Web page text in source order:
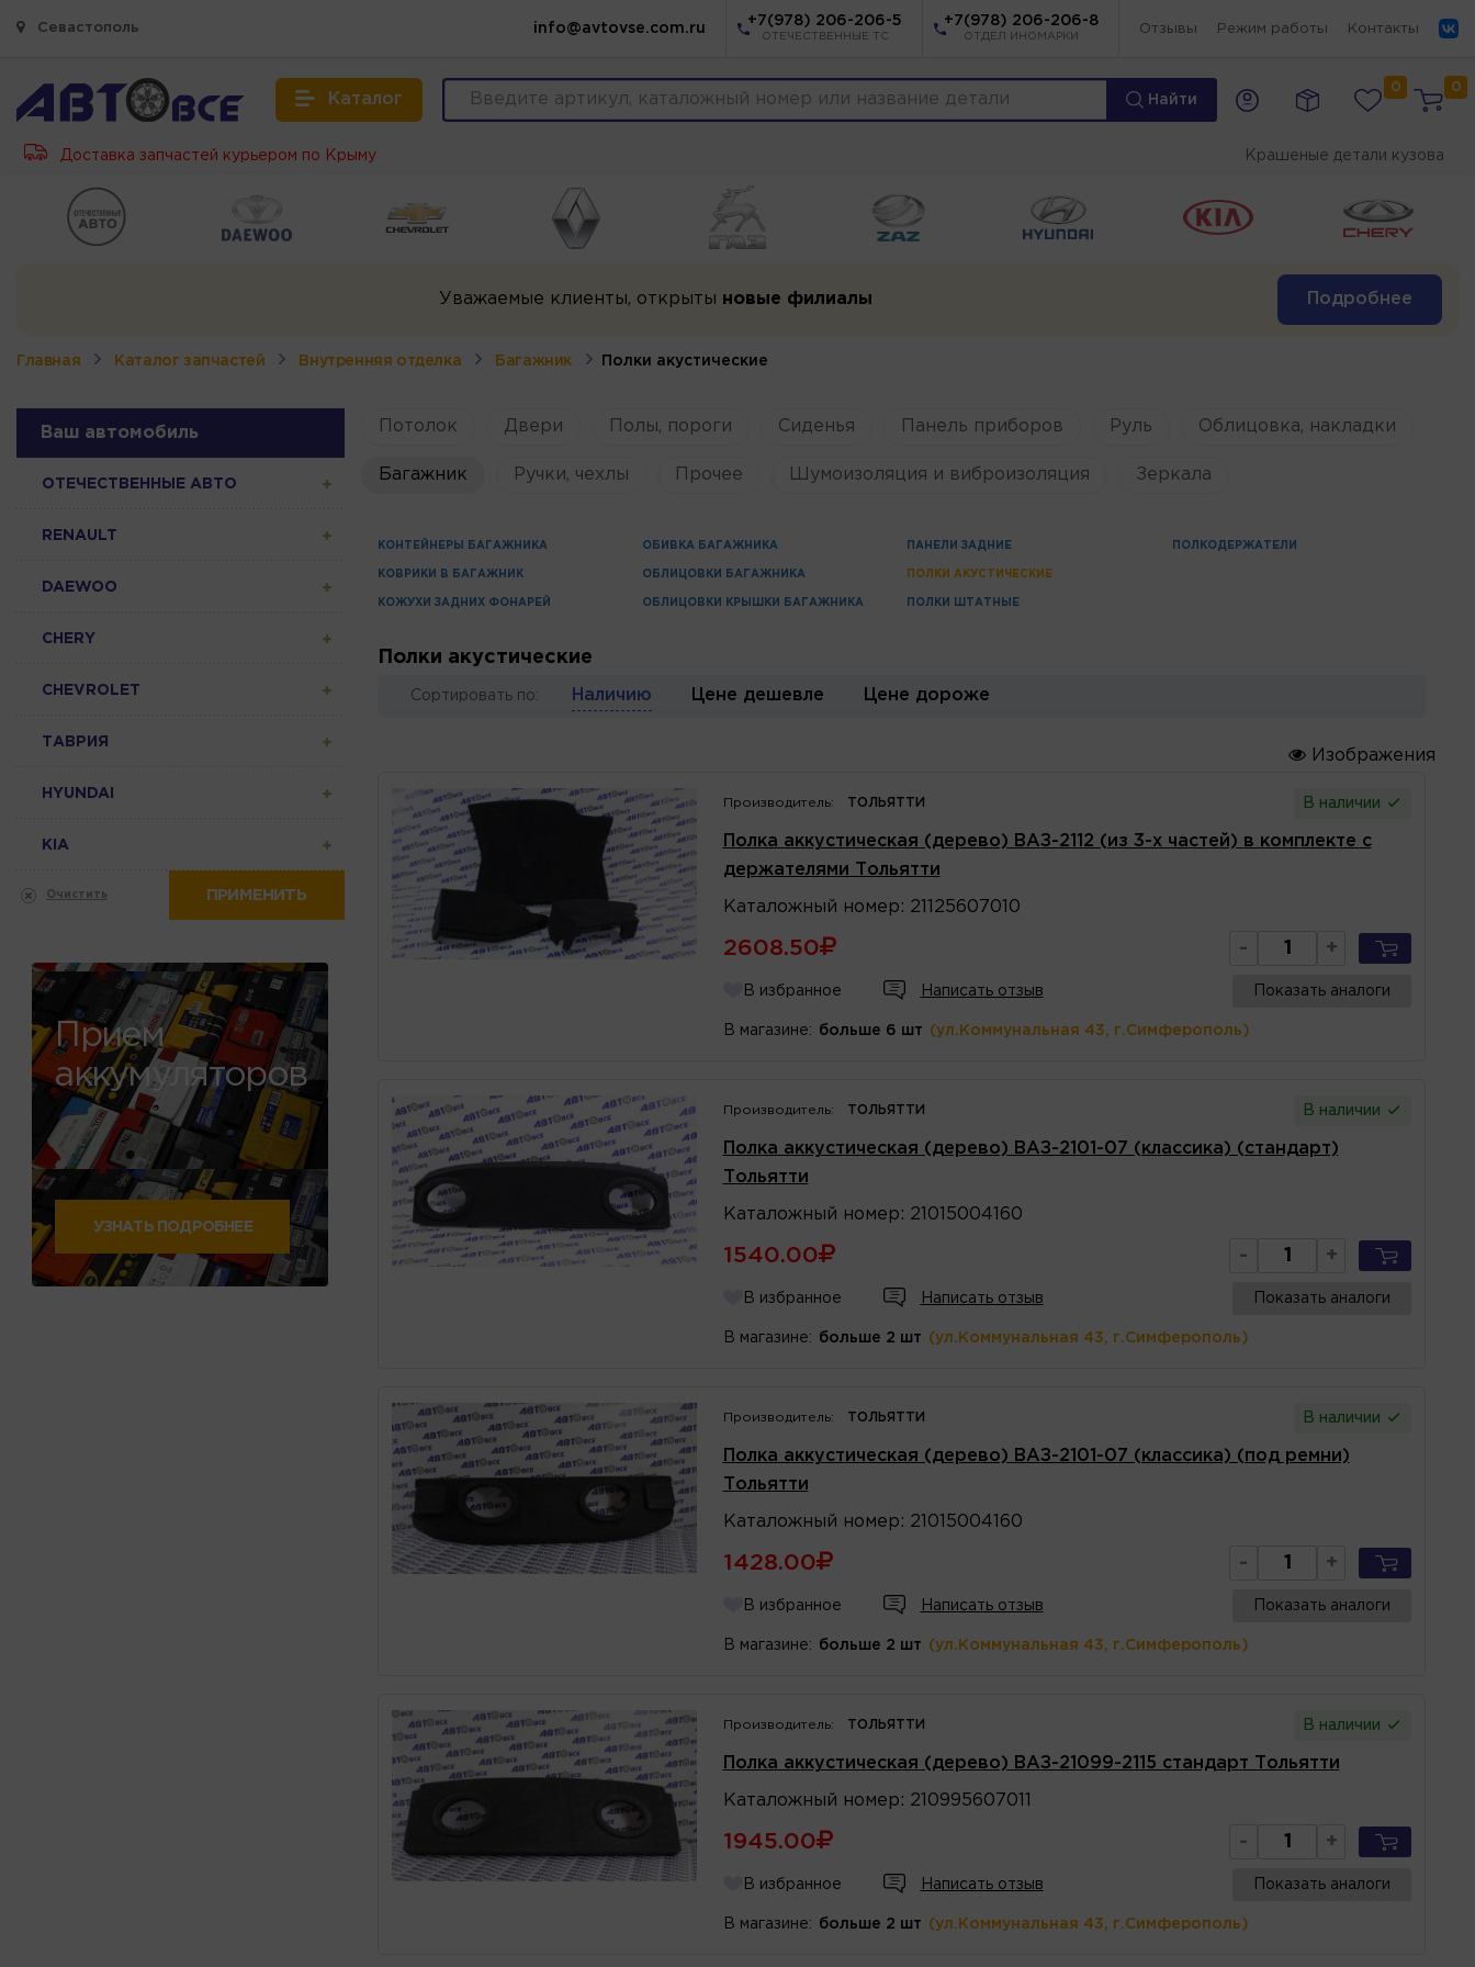
Севастополь info@avtovse.com.ru
+7(978) 206-206-5
ОТЕЧЕСТВЕННЫЕ ТС
+7(978) 206-206-8
ОТДЕЛ ИНОМАРКИ
Отзывы Режим работы Контакты
Каталог Найти
0 0
Доставка запчастей курьером по Крыму Крашеные детали кузова
Уважаемые клиенты, открыты новые филиалы Подробнее
Главная Каталог запчастей Внутренняя отделка Багажник Полки акустические
Ваш автомобиль
ОТЕЧЕСТВЕННЫЕ АВТО
RENAULT
DAEWOO
CHERY
CHEVROLET
ТАВРИЯ
HYUNDAI
KIA
Очистить ПРИМЕНИТЬ
Прием
аккумуляторов
УЗНАТЬ ПОДРОБНЕЕ
Потолок Двери Полы, пороги Сиденья Панель приборов Руль Облицовка, накладки
Багажник Ручки, чехлы Прочее Шумоизоляция и виброизоляция Зеркала
КОНТЕЙНЕРЫ БАГАЖНИКА
КОВРИКИ В БАГАЖНИК
КОЖУХИ ЗАДНИХ ФОНАРЕЙ
ОБИВКА БАГАЖНИКА
ОБЛИЦОВКИ БАГАЖНИКА
ОБЛИЦОВКИ КРЫШКИ БАГАЖНИКА
ПАНЕЛИ ЗАДНИЕ
ПОЛКИ АКУСТИЧЕСКИЕ
ПОЛКИ ШТАТНЫЕ
ПОЛКОДЕРЖАТЕЛИ
Полки акустические
Сортировать по: Наличию Цене дешевле Цене дороже
Изображения
Производитель: ТОЛЬЯТТИ В наличии
Полка аккустическая (дерево) ВАЗ-2112 (из 3-х частей) в комплекте с
держателями Тольятти
Каталожный номер : 21125607010
2608.50 - +
В избранное Написать отзыв Показать аналоги
В магазине: больше 6 шт (ул.Коммунальная 43, г.Симферополь)
Производитель: ТОЛЬЯТТИ В наличии
Полка аккустическая (дерево) ВАЗ-2101-07 (классика) (стандарт)
Тольятти
Каталожный номер : 21015004160
1540.00 - +
В избранное Написать отзыв Показать аналоги
В магазине: больше 2 шт (ул.Коммунальная 43, г.Симферополь)
Производитель: ТОЛЬЯТТИ В наличии
Полка аккустическая (дерево) ВАЗ-2101-07 (классика) (под ремни)
Тольятти
Каталожный номер : 21015004160
1428.00 - +
В избранное Написать отзыв Показать аналоги
В магазине: больше 2 шт (ул.Коммунальная 43, г.Симферополь)
Производитель: ТОЛЬЯТТИ В наличии
Полка аккустическая (дерево) ВАЗ-21099-2115 стандарт Тольятти
Каталожный номер : 210995607011
1945.00 - +
В избранное Написать отзыв Показать аналоги
В магазине: больше 2 шт (ул.Коммунальная 43, г.Симферополь)